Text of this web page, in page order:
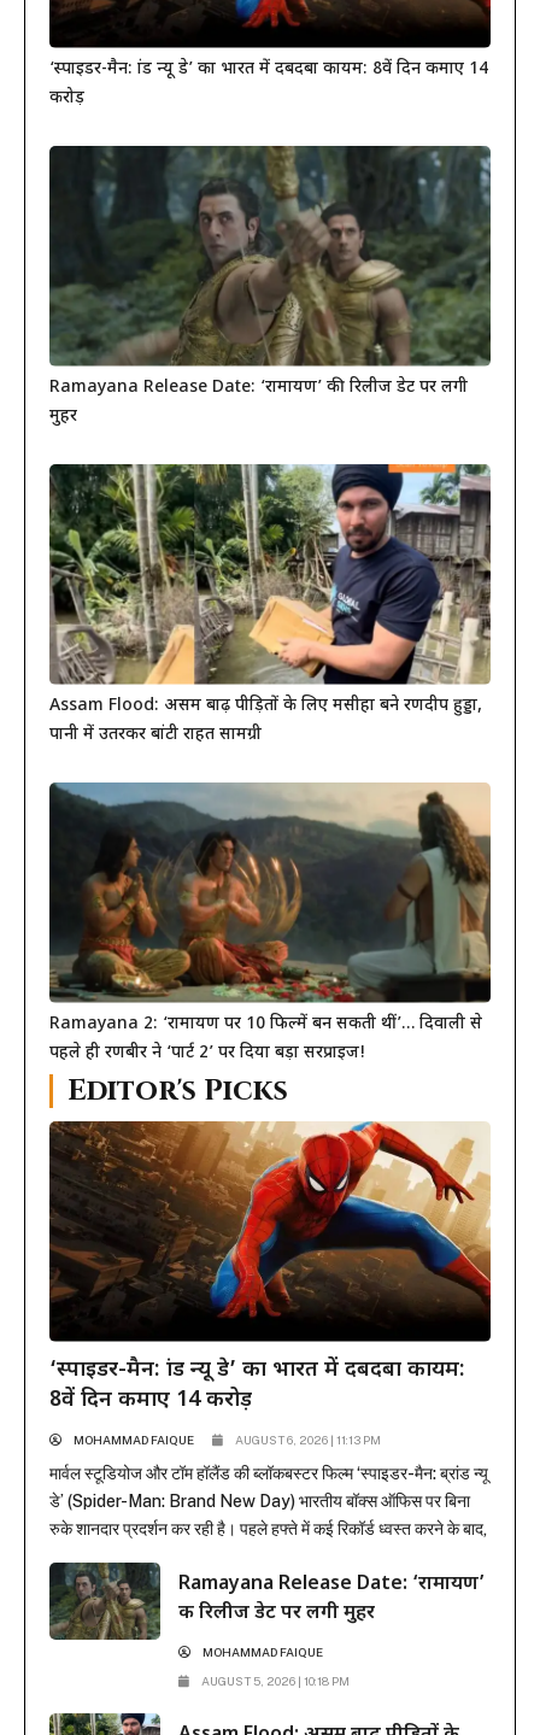
‘स्पाइडर-मैन: ब्रांड न्यू डे’ का भारत में दबदबा कायम: 8वें दिन कमाए 14
करोड़
Ramayana Release Date: ‘रामायण’ की रिलीज डेट पर लगी
मुहर
Assam Flood: असम बाढ़ पीड़ितों के लिए मसीहा बने रणदीप हुड्डा,
पानी में उतरकर बांटी राहत सामग्री
Ramayana 2: ‘रामायण पर 10 फिल्में बन सकती थीं’… दिवाली से
पहले ही रणबीर ने ‘पार्ट 2’ पर दिया बड़ा सरप्राइज!
Editor's Picks
‘स्पाइडर-मैन: ब्रांड न्यू डे’ का भारत में दबदबा कायम:
8वें दिन कमाए 14 करोड़
MOHAMMAD FAIQUE AUGUST 6, 2026 | 11:13 PM
मार्वल स्टूडियोज और टॉम हॉलैंड की ब्लॉकबस्टर फिल्म ‘स्पाइडर-मैन: ब्रांड न्यू
डे’ (Spider-Man: Brand New Day) भारतीय बॉक्स ऑफिस पर बिना
रुके शानदार प्रदर्शन कर रही है। पहले हफ्ते में कई रिकॉर्ड ध्वस्त करने के बाद,
बनाए रखी है। रिलीज के...Ramayana Release Date: ‘रामायण’
की रिलीज डेट पर लगी मुहर
MOHAMMAD FAIQUE
AUGUST 5, 2026 | 10:18 PM